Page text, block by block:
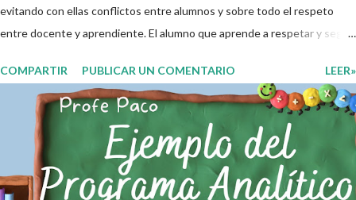
evitando con ellas conflictos entre alumnos y sobre todo el respeto
entre docente y aprendiente. El alumno que aprende a respetar y seguir
entiende las consecuencias de sus acciones, es por eso que el objetivo
fundamental de las normas de clases o reglamento de aula buscan
formar aprendientes que desde pequeños, entiendan, analizan y
practiquen las grandes responsabilidades que conlleva ser un buen
ciudadano. A continuación les compartimos algunos ejemplos de reglas
de salón de clases: 1. Cumplo con mis tareas y trabajos. 2. Cuidado mi
COMPARTIR PUBLICAR UN COMENTARIO LEER»